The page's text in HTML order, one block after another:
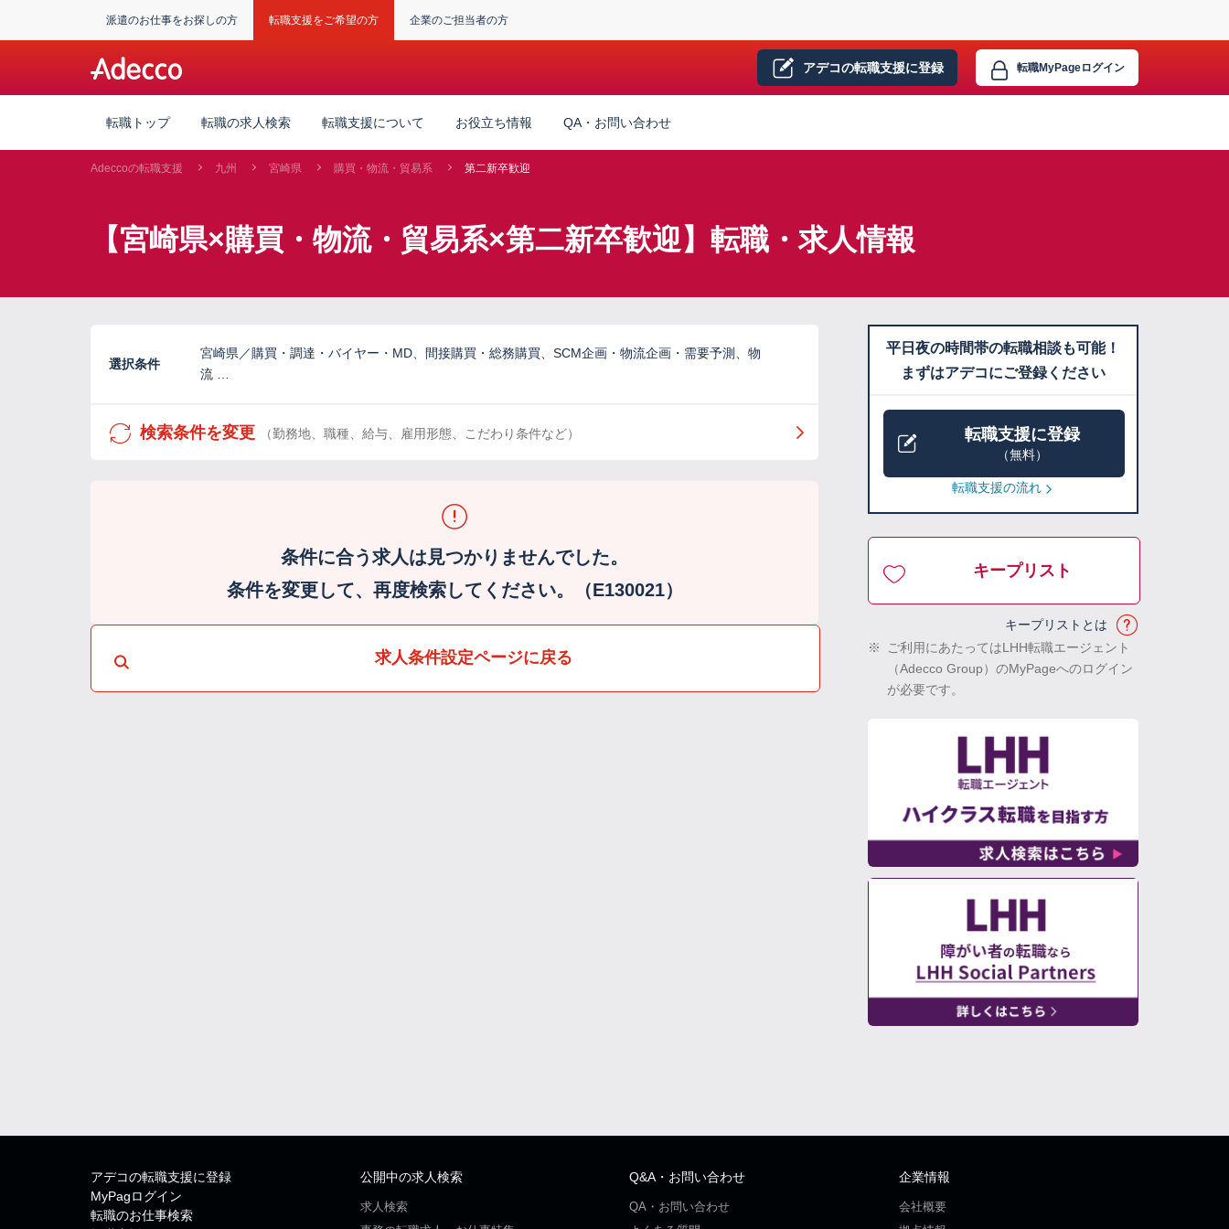
派遣のお仕事をお探しの方 転職支援をご希望の方 企業のご担当者の方
アデコの転職支援に登録 転職MyPageログイン
転職トップ 転職の求人検索 転職支援について お役立ち情報 QA・お問い合わせ
Adeccoの転職支援 九州 宮崎県 購買・物流・貿易系 第二新卒歓迎
【宮崎県×購買・物流・貿易系×第二新卒歓迎】転職・求人情報
選択条件
宮崎県／購買・調達・バイヤー・MD、間接購買・総務購買、SCM企画・物流企画・需要予測、物
流 …
検索条件を変更 （勤務地、職種、給与、雇用形態、こだわり条件など）
条件に合う求人は見つかりませんでした。
条件を変更して、再度検索してください。（E130021）
求人条件設定ページに戻る
平日夜の時間帯の転職相談も可能！
まずはアデコにご登録ください
転職支援に登録
（無料）
転職支援の流れ
キープリスト
キープリストとは
※
ご利用にあたってはLHH転職エージェント
（Adecco Group）のMyPageへのログイン
が必要です。
アデコの転職支援に登録
MyPagログイン
転職のお仕事検索
公開中の求人検索
求人検索
Q&A・お問い合わせ
QA・お問い合わせ
企業情報
会社概要